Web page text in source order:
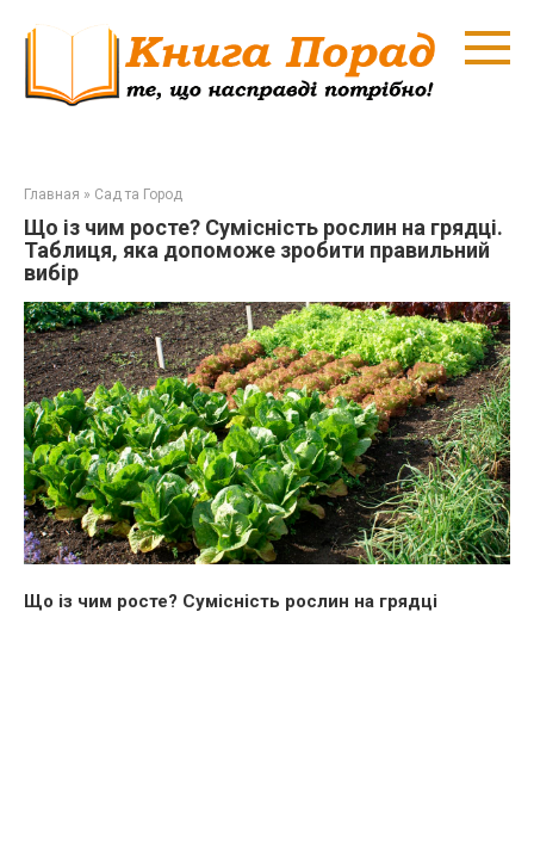
Главная » Сад та Город
Що із чим росте? Сумісність рослин на грядці.
Таблиця, яка допоможе зробити правильний
вибір
Що із чим росте? Сумісність рослин на грядці